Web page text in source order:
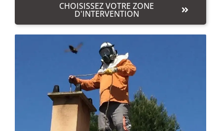
CHOISISSEZ VOTRE ZONE
D'INTERVENTION